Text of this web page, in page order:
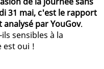
31 mai, c'est le rapport
par YouGov.
sensibles à la
est oui !